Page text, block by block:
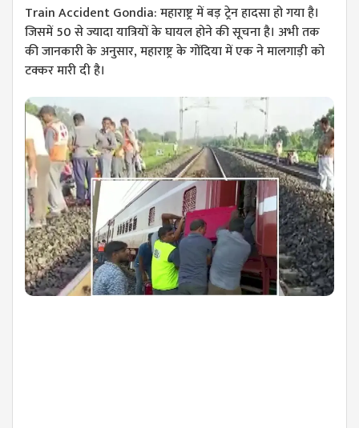
Train Accident Gondia: महाराष्ट्र में बड़ ट्रेन हादसा हो गया है।
जिसमें 50 से ज्यादा यात्रियों के घायल होने की सूचना है। अभी तक
की जानकारी के अनुसार, महाराष्ट्र के गोंदिया में एक ने मालगाड़ी को
टक्कर मारी दी है।